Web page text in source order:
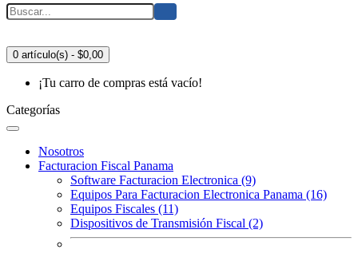
0 artículo(s) - $0,00
¡Tu carro de compras está vacío!
Categorías
Nosotros
Facturacion Fiscal Panama
Software Facturacion Electronica (9)
Equipos Para Facturacion Electronica Panama (16)
Equipos Fiscales (11)
Dispositivos de Transmisión Fiscal (2)